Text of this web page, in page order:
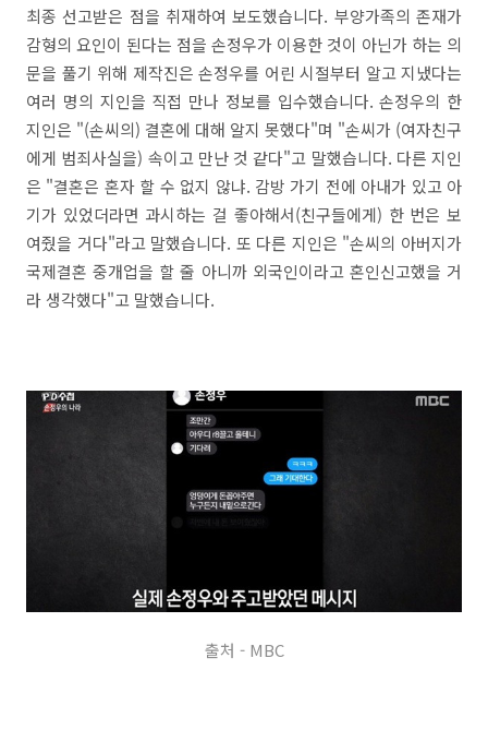
최종 선고받은 점을 취재하여 보도했습니다. 부양가족의 존재가
감형의 요인이 된다는 점을 손정우가 이용한 것이 아닌가 하는 의
문을 풀기 위해 제작진은 손정우를 어린 시절부터 알고 지냈다는
여러 명의 지인을 직접 만나 정보를 입수했습니다. 손정우의 한
지인은 "(손씨의) 결혼에 대해 알지 못했다"며 "손씨가 (여자친구
에게 범죄사실을) 속이고 만난 것 같다"고 말했습니다. 다른 지인
은 "결혼은 혼자 할 수 없지 않냐. 감방 가기 전에 아내가 있고 아
기가 있었더라면 과시하는 걸 좋아해서(친구들에게) 한 번은 보
여줬을 거다"라고 말했습니다. 또 다른 지인은 "손씨의 아버지가
국제결혼 중개업을 할 줄 아니까 외국인이라고 혼인신고했을 거
라 생각했다"고 말했습니다.
출처 - MBC